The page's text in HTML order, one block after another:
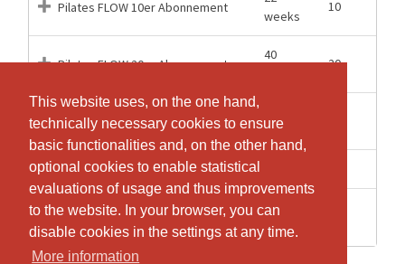
This website uses, on the one hand,
technically necessary cookies to ensure
basic functionalities and, on the other hand,
optional cookies to enable statistical
evaluations of usage and thus improvements
to the website. In your browser, you can
disable cookies in the settings at any time.
More information
This website uses, on the one hand,
technically necessary cookies to ensure
basic functionalities and, on the other hand,
optional cookies to enable statistical
evaluations of usage and thus improvements
to the website. In your browser, you can
disable cookies in the settings at any time.
More information
Pilates FLOW 10er Abonnement
weeks
10
Pilates FLOW 20er Abonnement
40
20
Pilates FLOW 5er Abonnement
weeks
Pilates FLOW Einzellektion
Pilates FLOW Schnupperstunde
(nur einmalig buchbar)
3 weeks